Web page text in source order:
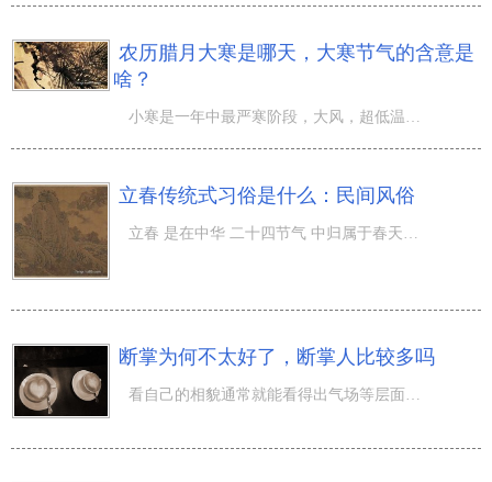
农历腊月大寒是哪天，大寒节气的含意是
啥？
小寒是一年中最严寒阶段，大风，超低温，展现出天寒地冻、寒风凛冽的寒冷景色，那麼农历腊月大寒是哪天？大
立春传统式习俗是什么：民间风俗
立春 是在中华 二十四节气 中归属于春天的节气，在立春之中也是有很多的注重，而且在立春的情况下全国各地
断掌为何不太好了，断掌人比较多吗
看自己的相貌通常就能看得出气场等层面的许多难题，这就是自古以来就非常时兴的脸相观相。此外自己的手掌心